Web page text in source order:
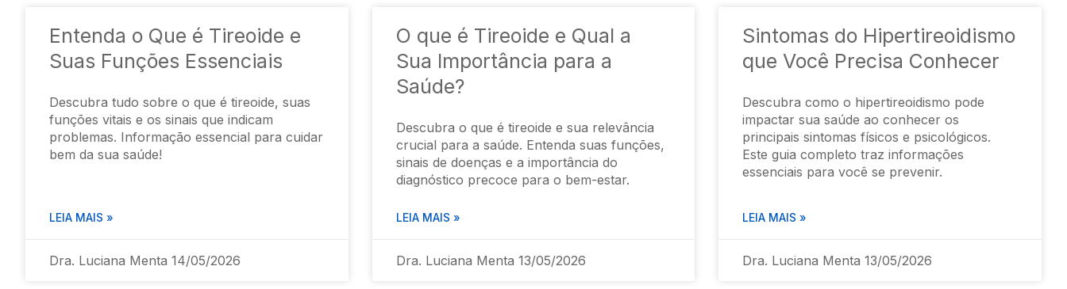
Entenda o Que é Tireoide e
Suas Funções Essenciais
Descubra tudo sobre o que é tireoide, suas
funções vitais e os sinais que indicam
problemas. Informação essencial para cuidar
bem da sua saúde!
LEIA MAIS »
Dra. Luciana Menta 14/05/2026
O que é Tireoide e Qual a
Sua Importância para a
Saúde?
Descubra o que é tireoide e sua relevância
crucial para a saúde. Entenda suas funções,
sinais de doenças e a importância do
diagnóstico precoce para o bem-estar.
LEIA MAIS »
Dra. Luciana Menta 13/05/2026
Sintomas do Hipertireoidismo
que Você Precisa Conhecer
Descubra como o hipertireoidismo pode
impactar sua saúde ao conhecer os
principais sintomas físicos e psicológicos.
Este guia completo traz informações
essenciais para você se prevenir.
LEIA MAIS »
Dra. Luciana Menta13/05/2026